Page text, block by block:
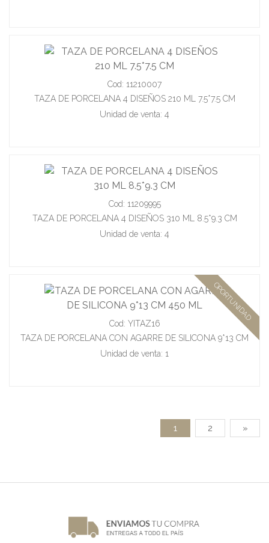
Cod: 11210007
TAZA DE PORCELANA 4 DISEÑOS 210 ML 7.5*7.5 CM
Unidad de venta: 4
Cod: 11209995
TAZA DE PORCELANA 4 DISEÑOS 310 ML 8.5*9.3 CM
Unidad de venta: 4
OPORTUNIDAD
Cod: YITAZ16
TAZA DE PORCELANA CON AGARRE DE SILICONA 9*13 CM
450 ML
Unidad de venta: 1
1 2 »